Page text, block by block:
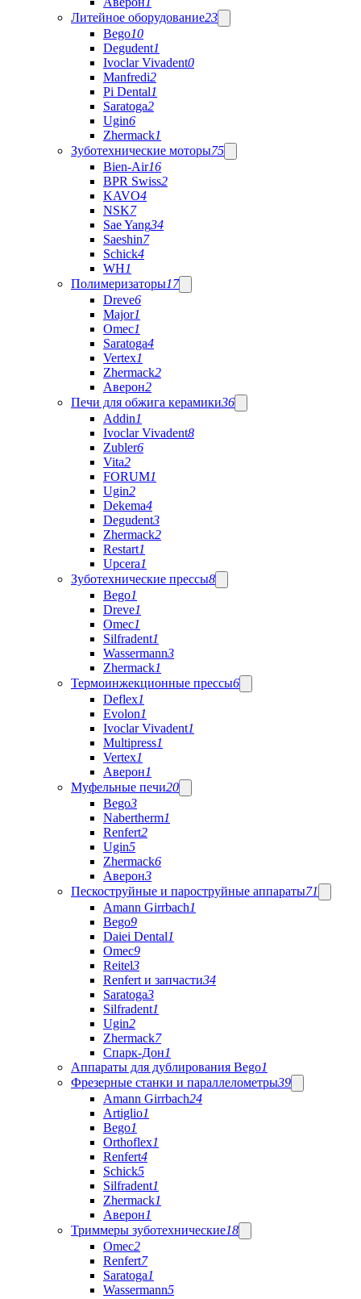
Литейное оборудование23
Bego10
Degudent1
Ivoclar Vivadent0
Manfredi2
Pi Dental1
Saratoga2
Ugin6
Zhermack1
Зуботехнические моторы75
Bien-Air16
BPR Swiss2
KAVO4
NSK7
Sae Yang34
Saeshin7
Schick4
WH1
Полимеризаторы17
Dreve6
Major1
Omec1
Saratoga4
Vertex1
Zhermack2
Аверон2
Печи для обжига керамики36
Addin1
Ivoclar Vivadent8
Zubler6
Vita2
FORUM1
Ugin2
Dekema4
Degudent3
Zhermack2
Restart1
Upcera1
Зуботехнические прессы8
Bego1
Dreve1
Omec1
Silfradent1
Wassermann3
Zhermack1
Термоинжекционные прессы6
Deflex1
Evolon1
Ivoclar Vivadent1
Multipress1
Vertex1
Аверон1
Муфельные печи20
Bego3
Nabertherm1
Renfert2
Ugin5
Zhermack6
Аверон3
Пескоструйные и пароструйные аппараты71
Amann Girrbach1
Bego9
Daiei Dental1
Omec9
Reitel3
Renfert и запчасти34
Saratoga3
Silfradent1
Ugin2
Zhermack7
Спарк-Дон1
Аппараты для дублирования Bego1
Фрезерные станки и параллелометры39
Amann Girrbach24
Artiglio1
Bego1
Orthoflex1
Renfert4
Schick5
Silfradent1
Zhermack1
Аверон1
Триммеры зуботехнические18
Omec2
Renfert7
Saratoga1
Wassermann5